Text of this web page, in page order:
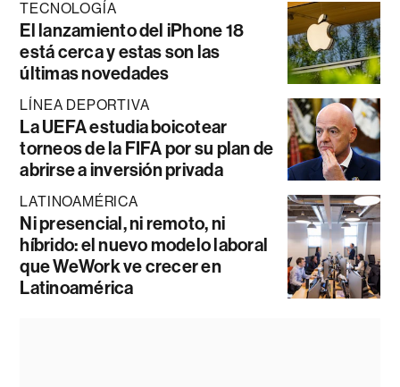
TECNOLOGÍA
El lanzamiento del iPhone 18
está cerca y estas son las
últimas novedades
LÍNEA DEPORTIVA
La UEFA estudia boicotear
torneos de la FIFA por su plan de
abrirse a inversión privada
LATINOAMÉRICA
Ni presencial, ni remoto, ni
híbrido: el nuevo modelo laboral
que WeWork ve crecer en
Latinoamérica